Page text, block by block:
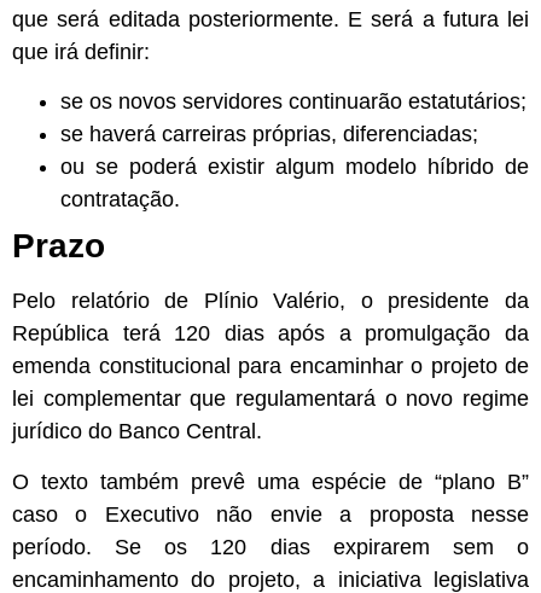
que será editada posteriormente. E será a futura lei
que irá definir:
se os novos servidores continuarão estatutários;
se haverá carreiras próprias, diferenciadas;
ou se poderá existir algum modelo híbrido de
contratação.
Prazo
Pelo relatório de Plínio Valério, o presidente da
República terá 120 dias após a promulgação da
emenda constitucional para encaminhar o projeto de
lei complementar que regulamentará o novo regime
jurídico do Banco Central.
O texto também prevê uma espécie de “plano B”
caso o Executivo não envie a proposta nesse
período. Se os 120 dias expirarem sem o
encaminhamento do projeto, a iniciativa legislativa